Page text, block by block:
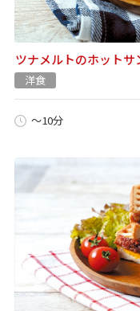
ツナメルトのホットサ
洋食
～10分